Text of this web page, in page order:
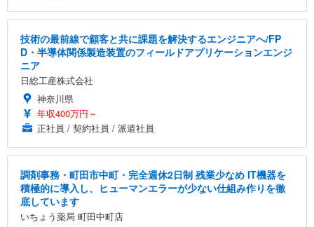
技術の最前線で顧客と共に課題を解決するエンジニアへ/FP
D・半導体関係製造装置のフィールドアプリケーションエンジ
ニア
日総工産株式会社
神奈川県
年収400万円～
正社員 / 契約社員 / 派遣社員
調剤事務・町田市中町・完全週休2日制 残業少なめ IT機器を
積極的に導入し、ヒューマンエラーが少ない仕組み作りを徹
底しています
いちょう薬局 町田中町店